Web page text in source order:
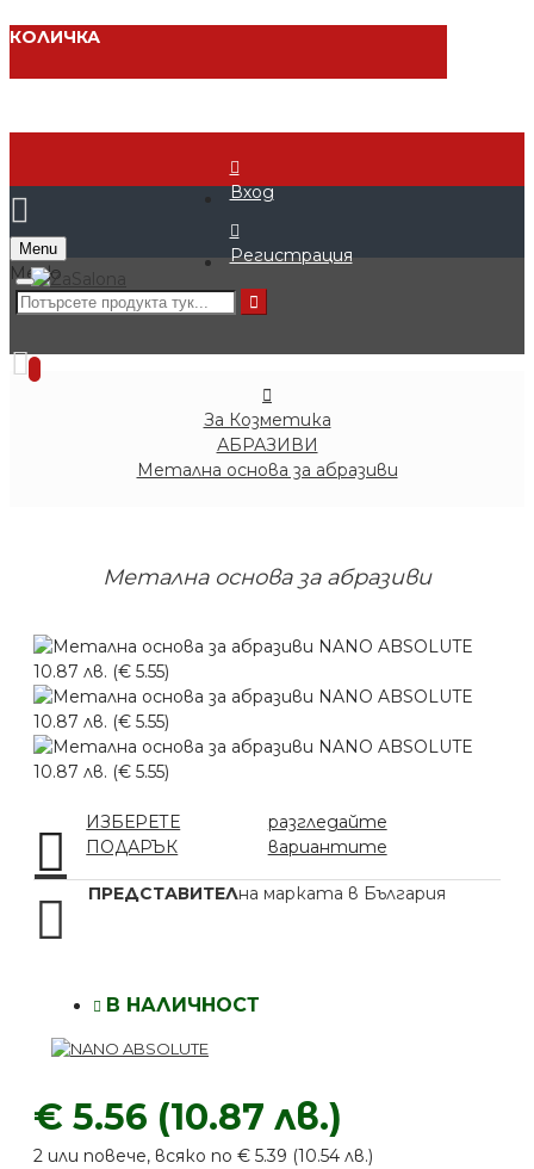
КОЛИЧКА
Вход
Регистрация
Menu
0
За Козметика
АБРАЗИВИ
Метална основа за абразиви
Метална основа за абразиви
ИЗБЕРЕТЕ
ПОДАРЪК
разгледайте
вариантите
ПРЕДСТАВИТЕЛна марката в България
€ 5.56 (10.87 лв.)
2 или повече, всяко по € 5.39 (10.54 лв.)
В НАЛИЧНОСТ